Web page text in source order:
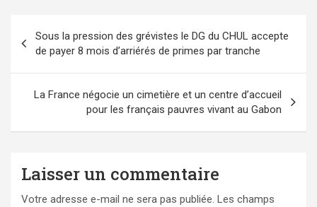
de
l’article
Sous la pression des grévistes le DG du CHUL accepte
de payer 8 mois d’arriérés de primes par tranche
La France négocie un cimetière et un centre d’accueil
pour les français pauvres vivant au Gabon
Laisser un commentaire
Votre adresse e-mail ne sera pas publiée. Les champs